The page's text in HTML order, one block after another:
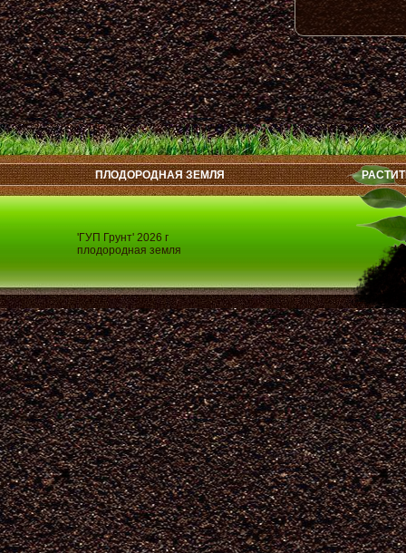
'ГУП Грунт' 2026 г
плодородная земля
ПЛОДОРОДНАЯ ЗЕМЛЯ